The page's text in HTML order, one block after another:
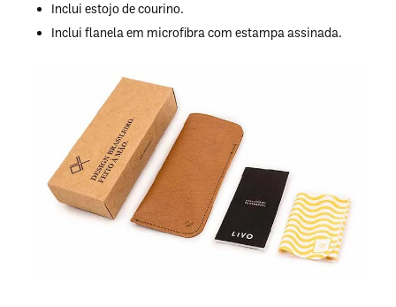
Inclui estojo de courino.
Inclui flanela em microfibra com estampa assinada.